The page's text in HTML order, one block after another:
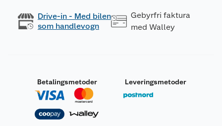
Drive-in - Med bilen
som handlevogn
Gebyrfri faktura
med Walley
Betalingsmetoder Leveringsmetoder